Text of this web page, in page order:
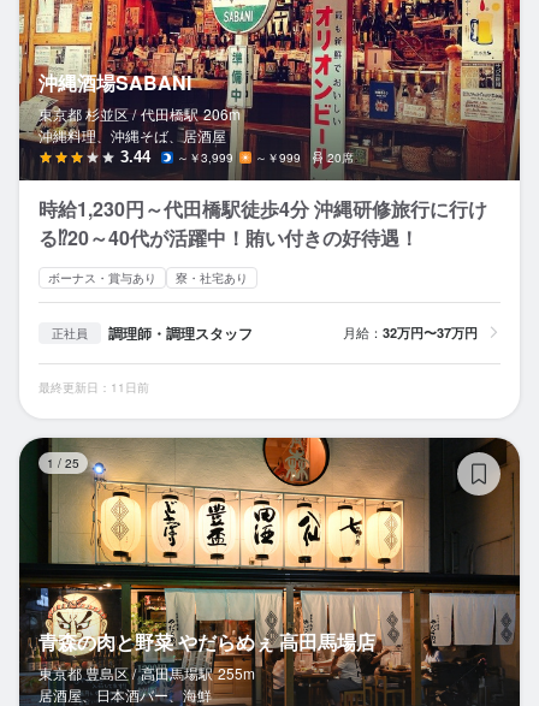
沖縄酒場SABANI
東京都 杉並区 / 代田橋駅 206m
沖縄料理、沖縄そば、居酒屋
3.44 ～￥3,999 ～￥999 20席
時給1,230円～代田橋駅徒歩4分 沖縄研修旅行に行け
る⁉20～40代が活躍中！賄い付きの好待遇！
ボーナス・賞与あり 寮・社宅あり
正社員 調理師・調理スタッフ 月給： 32万円〜37万円
最終更新日：11日前
1 / 25
青森の肉と野菜 やだらめぇ 高田馬場店
東京都 豊島区 / 高田馬場駅 255m
居酒屋、日本酒バー、海鮮